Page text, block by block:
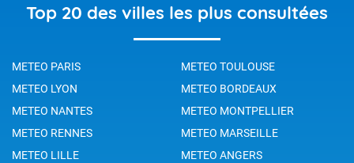
Top 20 des villes les plus consultées
METEO PARIS
METEO TOULOUSE
METEO LYON
METEO BORDEAUX
METEO NANTES
METEO MONTPELLIER
METEO RENNES
METEO MARSEILLE
METEO LILLE
METEO ANGERS